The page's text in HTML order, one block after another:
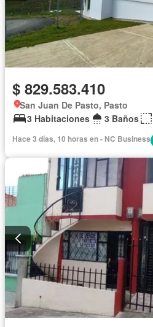
$ 829.583.410
San Juan De Pasto, Pasto
3 Habitaciones
3 Baños
Hace 3 días, 10 horas en - NC Business